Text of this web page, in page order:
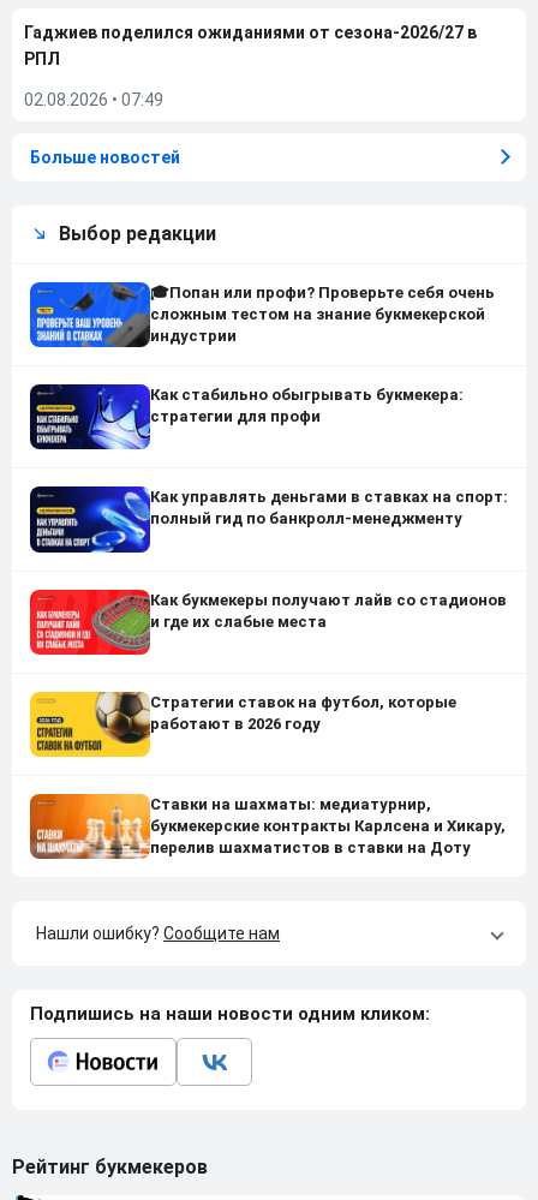
Гаджиев поделился ожиданиями от сезона-2026/27 в
РПЛ
02.08.2026 • 07:49
Больше новостей
Выбор редакции
🎓Попан или профи? Проверьте себя очень
сложным тестом на знание букмекерской
индустрии
Как стабильно обыгрывать букмекера:
стратегии для профи
Как управлять деньгами в ставках на спорт:
полный гид по банкролл-менеджменту
Как букмекеры получают лайв со стадионов
и где их слабые места
Стратегии ставок на футбол, которые
работают в 2026 году
Ставки на шахматы: медиатурнир,
букмекерские контракты Карлсена и Хикару,
перелив шахматистов в ставки на Доту
Нашли ошибку? Сообщите нам
Подпишись на наши новости одним кликом:
Рейтинг букмекеров